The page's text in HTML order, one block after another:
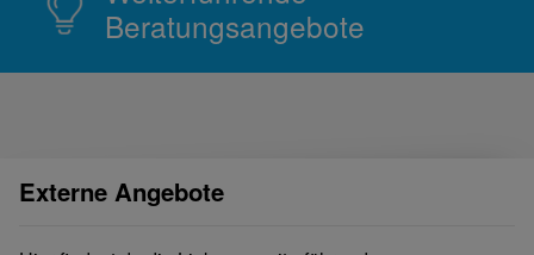
Beratungsangebote
Externe Angebote